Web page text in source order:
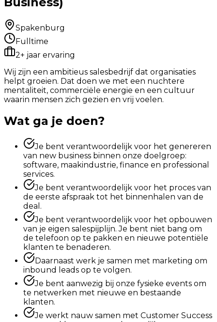
Spakenburg
Fulltime
2+ jaar ervaring
Wij zijn een ambitieus salesbedrijf dat organisaties
helpt groeien. Dat doen we met een nuchtere
mentaliteit, commerciële energie en een cultuur
waarin mensen zich gezien en vrij voelen.
Wat ga je doen?
Je bent verantwoordelijk voor het genereren
van new business binnen onze doelgroep:
software, maakindustrie, finance en professional
services.
Je bent verantwoordelijk voor het proces van
de eerste afspraak tot het binnenhalen van de
deal.
Je bent verantwoordelijk voor het opbouwen
van je eigen salespijplijn. Je bent niet bang om
de telefoon op te pakken en nieuwe potentiële
klanten te benaderen.
Daarnaast werk je samen met marketing om
inbound leads op te volgen.
Je bent aanwezig bij onze fysieke events om
te netwerken met nieuwe en bestaande
klanten.
Je werkt nauw samen met Customer Success